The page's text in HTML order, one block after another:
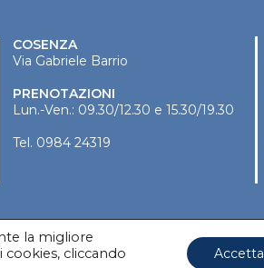
COSENZA
Via Gabriele Barrio
PRENOTAZIONI
Lun.-Ven.: 09.30/12.30 e 15.30/19.30
Tel. 0984 24319
la migliore
cookies, cliccando
Accetta